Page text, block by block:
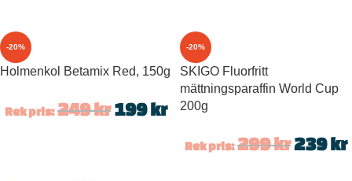
-20%
Holmenkol Betamix Red, 150g
Rek pris: 249kr 199kr
-20%
SKIGO Fluorfritt
mättningsparaffin World Cup
200g
Rek pris: 299kr239kr